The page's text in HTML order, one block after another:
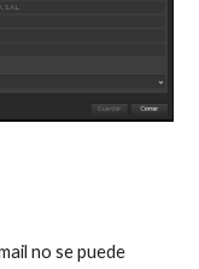
no se puede